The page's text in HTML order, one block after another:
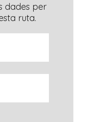
dades per
ruta.